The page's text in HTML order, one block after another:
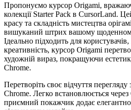
Пропонуємо курсор Origami,
колекції Starter Pack в CursorLand.
красу та складність мистецтва
вишуканий штрих вашому щоденному
Ідеально підходить для
креативність, курсор Origami
художній вираз, покращуючи
Chrome.
Перетворіть своє відчуття
Chrome. Легко встановлюється
приємний покажчик додає